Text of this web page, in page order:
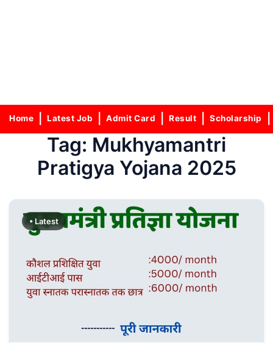
Home Latest Job Admit Card Result Scholarship
Tag: Mukhyamantri
Pratigya Yojana 2025
• Latest